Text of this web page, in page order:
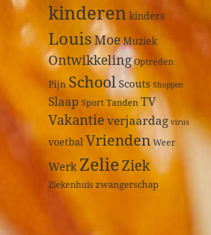
kinderen kinders
LouisMoeMuziek
Ontwikkeling Optreden
Pijn SchoolScouts Shoppen
Slaap Sport Tanden TV
Vakantie verjaardag virus
voetbalVrienden Weer
Werk ZelieZiek
Ziekenhuis zwangerschap